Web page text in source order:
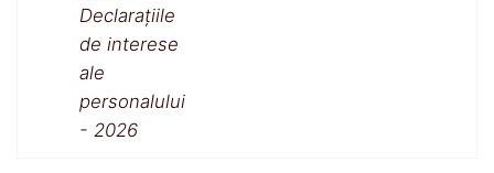
Declarațiile
de interese
ale
personalului
- 2026